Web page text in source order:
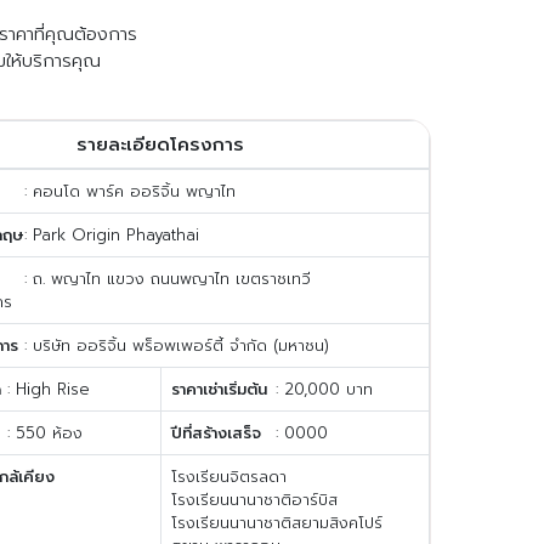
าคาที่คุณต้องการ
ห้บริการคุณ
รายละเอียดโครงการ
: คอนโด พาร์ค ออริจิ้น พญาไท
ษ: Park Origin Phayathai
: ถ. พญาไท แขวง ถนนพญาไท เขตราชเทวี
ร : บริษัท ออริจิ้น พร็อพเพอร์ตี้ จำกัด (มหาชน)
: High Rise ราคาเช่าเริ่มต้น : 20,000 บาท
: 550 ห้อง
ปีที่สร้างเสร็จ
: 0000
ล้เคียง
โรงเรียนจิตรลดา
โรงเรียนนานาชาติอาร์บิส
โรงเรียนนานาชาติสยามสิงคโปร์